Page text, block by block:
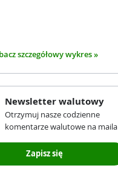
szczegółowy wykres »
Newsletter walutowy
Otrzymuj nasze codzienne
komentarze walutowe na maila
Zapisz się